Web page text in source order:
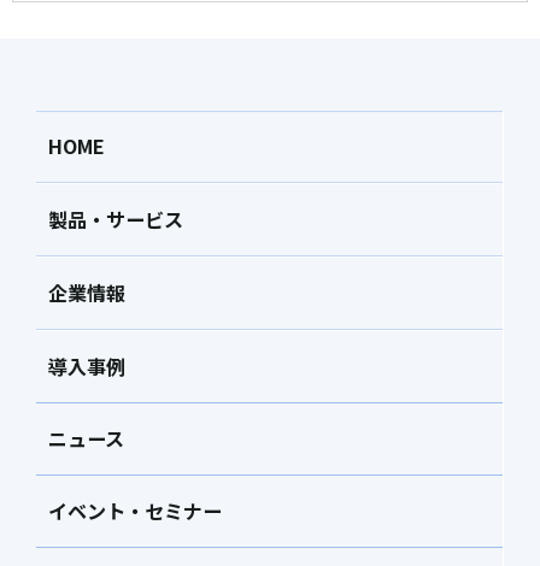
HOME
製品・サービス
企業情報
導入事例
ニュース
イベント・セミナー